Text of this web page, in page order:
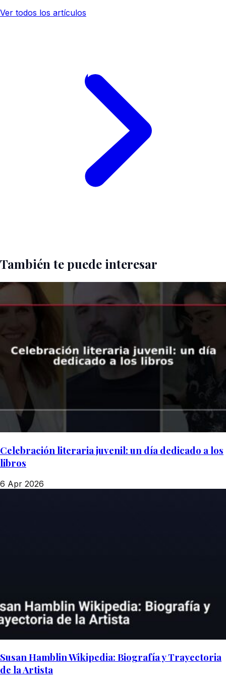
Ver todos los artículos
También te puede interesar
Celebración literaria juvenil: un día dedicado a los
libros
6 Apr 2026
Susan Hamblin Wikipedia: Biografía y Trayectoria
de la Artista